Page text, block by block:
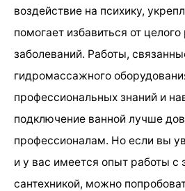
воздействие на психику,
помогает избавиться от
заболеваний. Работы,
гидромассажного
профессиональных знаний и
подключение ванной лучше
профессионалам. Но если вы
и у вас имеется опыт работы с
сантехникой, можно